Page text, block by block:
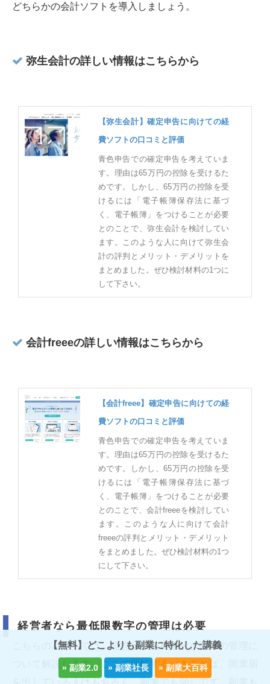
どちらかの会計ソフトを導入しましょう。
弥生会計の詳しい情報はこちらから
【弥生会計】確定申告に向けての経
費ソフトの口コミと評価
青色申告での確定申告を考えていま
す。理由は65万円の控除を受けるた
めです。しかし、65万円の控除を受
けるには「電子帳簿保存法に基づ
く、電子帳簿」をつけることが必要
とのことで、弥生会計を検討してい
ます。このような人に向けて弥生会
計の評判とメリット・デメリットを
まとめました。ぜひ検討材料の1つに
して下さい。
会計freeeの詳しい情報はこちらから
【会計freee】確定申告に向けての経
費ソフトの口コミと評価
青色申告での確定申告を考えていま
す。理由は65万円の控除を受けるた
めです。しかし、65万円の控除を受
けるには「電子帳簿保存法に基づ
く、電子帳簿」をつけることが必要
とのことで、会計freeeを検討してい
ます。このような人に向けて会計
freeeの評判とメリット・デメリット
をまとめました。ぜひ検討材料の1つ
にして下さい。
経営者なら最低限数字の管理は必要
こちらのパートでは、経営者が把握すべき数字の管理に
ついて解説します。ここで理解するべきことは、開業届
【無料】どこよりも副業に特化した講義